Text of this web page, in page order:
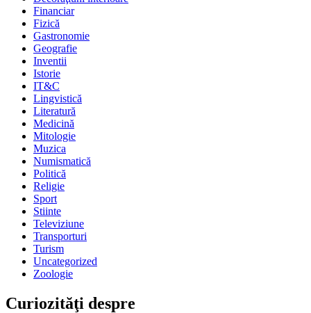
Financiar
Fizică
Gastronomie
Geografie
Inventii
Istorie
IT&C
Lingvistică
Literatură
Medicină
Mitologie
Muzica
Numismatică
Politică
Religie
Sport
Stiinte
Televiziune
Transporturi
Turism
Uncategorized
Zoologie
Curiozităţi despre